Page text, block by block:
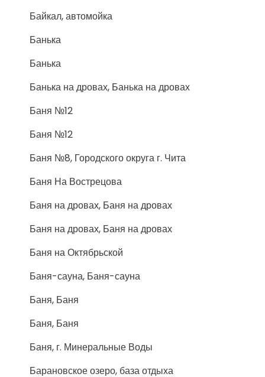
Байкал, автомойка
Банька
Банька
Банька на дровах, Банька на дровах
Баня №12
Баня №12
Баня №8, Городского округа г. Чита
Баня На Вострецова
Баня на дровах, Баня на дровах
Баня на дровах, Баня на дровах
Баня на Октябрьской
Баня-сауна, Баня-сауна
Баня, Баня
Баня, Баня
Баня, г. Минеральные Воды
Барановское озеро, база отдыха